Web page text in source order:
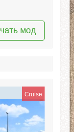
мод
Cruise